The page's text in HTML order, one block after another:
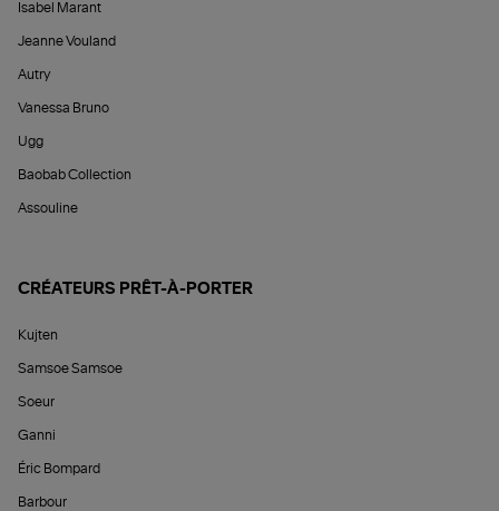
Isabel Marant
Jeanne Vouland
Autry
Vanessa Bruno
Ugg
Baobab Collection
Assouline
CRÉATEURS PRÊT-À-PORTER
Kujten
Samsoe Samsoe
Soeur
Ganni
Éric Bompard
Barbour